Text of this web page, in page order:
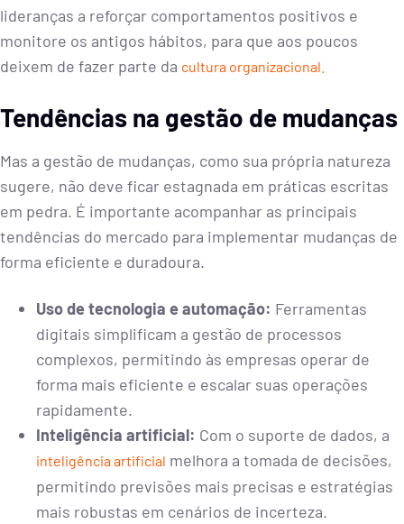
lideranças a reforçar comportamentos positivos e
monitore os antigos hábitos, para que aos poucos
deixem de fazer parte da cultura organizacional.
Tendências na gestão de mudanças
Mas a gestão de mudanças, como sua própria natureza
sugere, não deve ficar estagnada em práticas escritas
em pedra. É importante acompanhar as principais
tendências do mercado para implementar mudanças de
forma eficiente e duradoura.
Uso de tecnologia e automação: Ferramentas
digitais simplificam a gestão de processos
complexos, permitindo às empresas operar de
forma mais eficiente e escalar suas operações
rapidamente.
Inteligência artificial: Com o suporte de dados, a
inteligência artificial melhora a tomada de decisões,
permitindo previsões mais precisas e estratégias
mais robustas em cenários de incerteza.